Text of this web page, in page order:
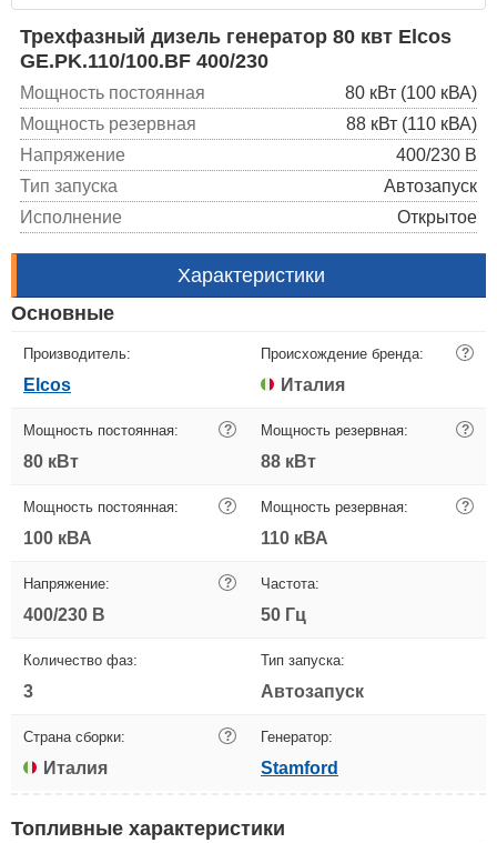
Трехфазный дизель генератор 80 квт Elcos
GE.PK.110/100.BF 400/230
Мощность постоянная
80 кВт (100 кВА)
Мощность резервная
88 кВт (110 кВА)
Напряжение
400/230 В
Тип запуска
Автозапуск
Исполнение
Открытое
Характеристики
Основные
Производитель:
Elcos
Происхождение бренда: ?
Италия
Мощность постоянная: ?
80 кВт
Мощность резервная: ?
88 кВт
Мощность постоянная: ?
100 кВА
Мощность резервная: ?
110 кВА
Напряжение: ?
400/230 В
Частота:
50 Гц
Количество фаз:
3
Тип запуска:
Автозапуск
Страна сборки: ?
Италия
Генератор:
Stamford
Топливные характеристики